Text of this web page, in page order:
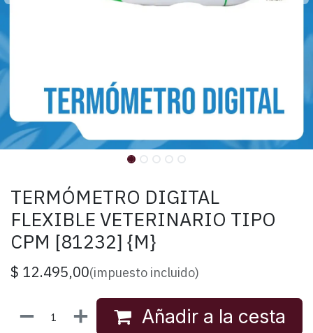
TERMÓMETRO DIGITAL
FLEXIBLE VETERINARIO TIPO
CPM [81232] {M}
$ 12.495,00(impuesto incluido)
Añadir a la cesta